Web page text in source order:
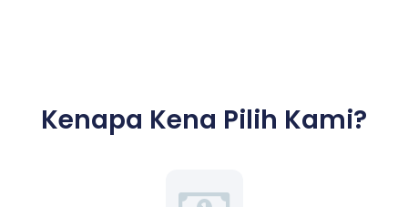
Kenapa Kena Pilih Kami?